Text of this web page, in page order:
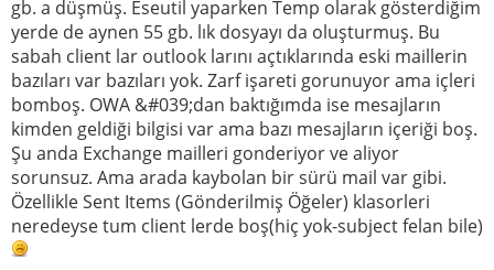
gb. a düşmüş. Eseutil yaparken Temp olarak gösterdiğim
yerde de aynen 55 gb. lık dosyayı da oluşturmuş. Bu
sabah client lar outlook larını açtıklarında eski maillerin
bazıları var bazıları yok. Zarf işareti gorunuyor ama içleri
bomboş. OWA &#039;dan baktığımda ise mesajların
kimden geldiği bilgisi var ama bazı mesajların içeriği boş.
Şu anda Exchange mailleri gonderiyor ve aliyor
sorunsuz. Ama arada kaybolan bir sürü mail var gibi.
Özellikle Sent Items (Gönderilmiş Öğeler) klasorleri
neredeyse tum client lerde boş(hiç yok-subject felan bile)